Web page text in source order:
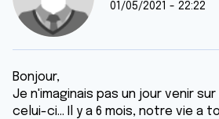
01/05/2021 - 22:22
Bonjour,
Je n'imaginais pas un jour venir
celui-ci... Il y a 6 mois, notre vie a